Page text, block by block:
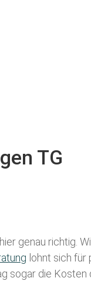
TG
genau richtig.
lohnt sich
die